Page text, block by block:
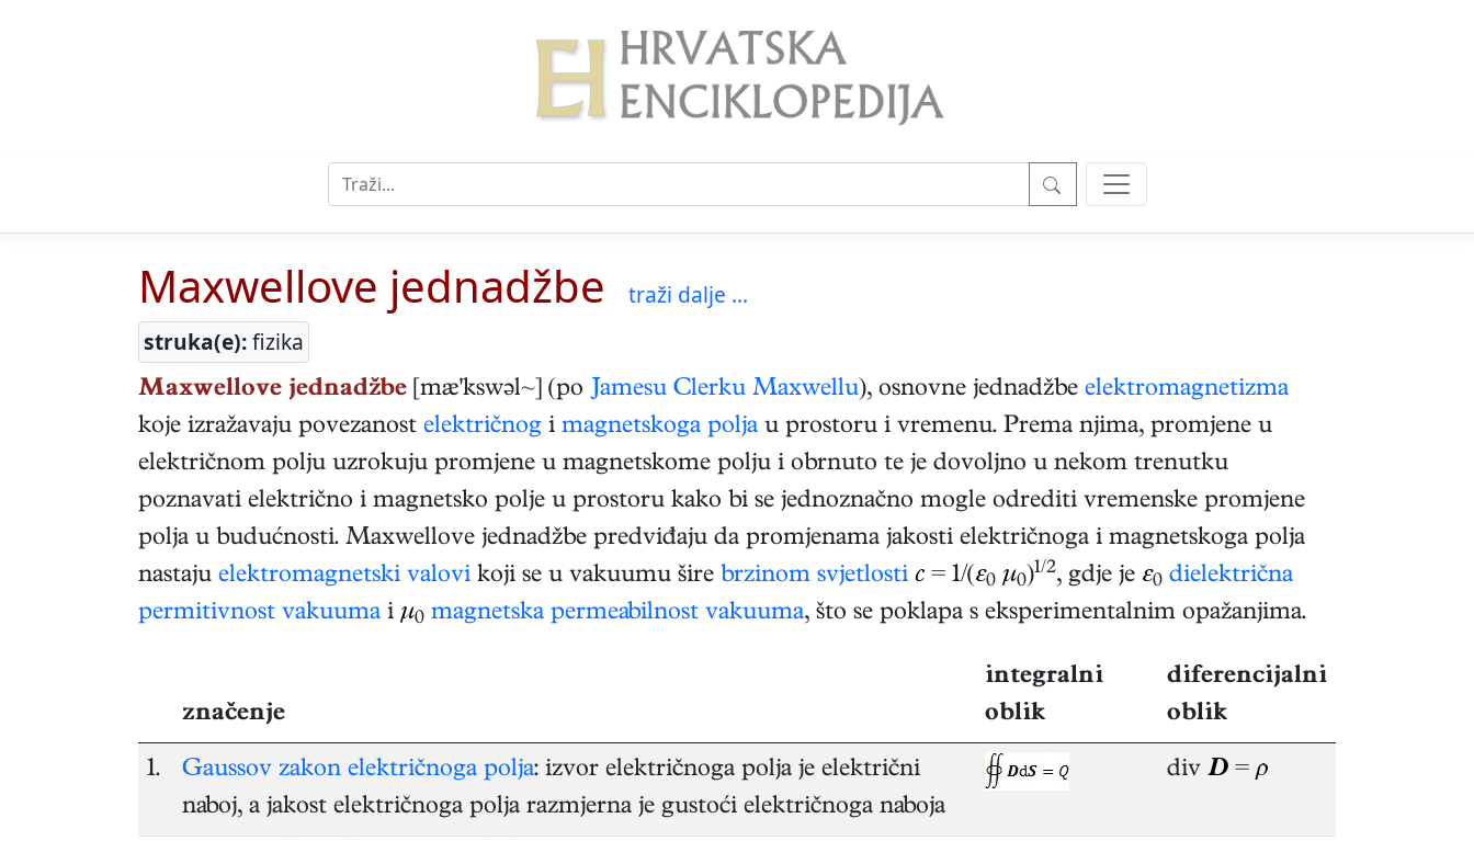
Maxwellove jednadžbe
traži dalje ...
struka(e):fizika
Maxwellove jednadžbe [mæ'kswəl~] (po Jamesu Clerku Maxwellu), osnovne jednadžbe elektromagnetizma
koje izražavaju povezanost električnog i magnetskoga polja u prostoru i vremenu. Prema njima, promjene u
električnom polju uzrokuju promjene u magnetskome polju i obrnuto te je dovoljno u nekom trenutku
poznavati električno i magnetsko polje u prostoru kako bi se jednoznačno mogle odrediti vremenske promjene
polja u budućnosti. Maxwellove jednadžbe predviđaju da promjenama jakosti električnoga i magnetskoga polja
nastaju elektromagnetski valovi koji se u vakuumu šire brzinom svjetlosti c = 1/(ε0 μ0)1/2, gdje je ε0 dielektrična
permitivnost vakuuma i μ0 magnetska permeabilnost vakuuma, što se poklapa s eksperimentalnim opažanjima.
značenje
integralni
oblik
diferencijalni
oblik
1. Gaussov zakon električnoga polja: izvor električnoga polja je električni
naboj, a jakost električnoga polja razmjerna je gustoći električnoga naboja
div D =ρ